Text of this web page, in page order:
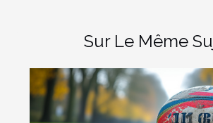
Sur Le Même